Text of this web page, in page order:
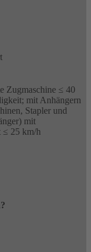
Zugmaschine ≤ 40
mit Anhängern
Stapler und
mit
≤ 25 km/h